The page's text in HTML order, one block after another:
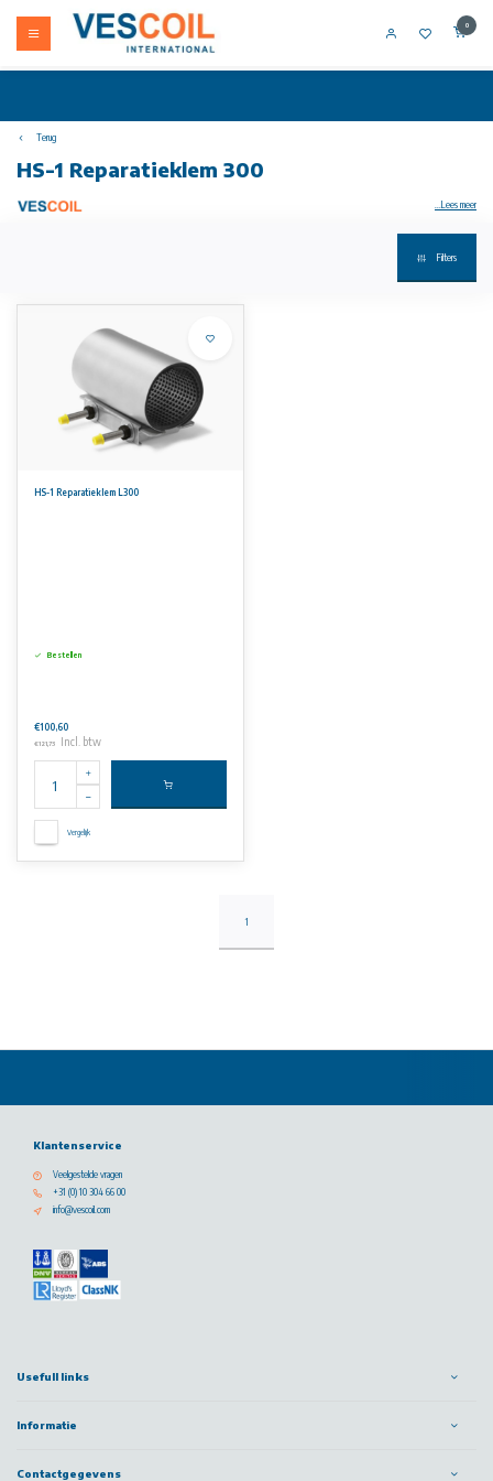
0
Terug
HS-1 Reparatieklem 300
HS-1 reparatieklem zijn geschikt voor het repareren van ALLE leidingtypes. GVK en PE leidingen kunnen gerepareerd worden met speciaal
Van DN 50 tot en met DN 300. Lengte variërend naar diameter van 150 tot 500 mm. Werkbereiken variërend van 7 mm tot 11 mm.
16 bar voor kleinere maten en 10 bar voor de grotere maten. Zie onze datasheet voor gedetailleerde informatie over werkdruk.
...Lees meer
Filters
HS-1 Reparatieklem L300
Bestellen
€100,60
€121,73 Incl. btw
Vergelijk
1
Klantenservice
Veelgestelde vragen
+31 (0) 10 304 66 00
info@vescoil.com
Usefull links
Informatie
Contactgegevens